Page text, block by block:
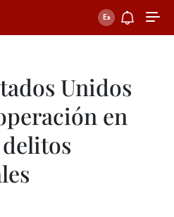
Unidos
en